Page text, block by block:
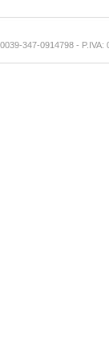
347-0914798 - P.IVA: